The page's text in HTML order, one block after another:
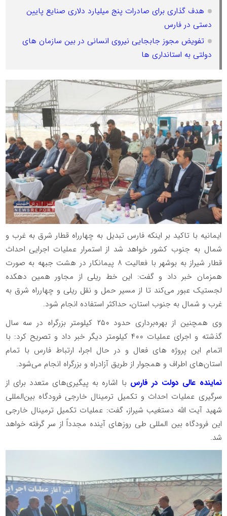
هدف گذاری برای صادرات پنج میلیارد دلاری صنایع پایین
دستی در فارس
تفویض مجوز جابجایی نیروی انسانی در بین سازمان های
دولتی به استانداری ها
ایمانیه با تاکید بر اینکه فارس تبدیل به چهارراه قطار شرق به غرب و
شمال به جنوب کشور خواهد شد از استمرار عملیات اجرایی احداث
قطار شیراز به بوشهر با فعالیت ۸ پیمانکار در هشت جبهه به صورت
همزمان خبر داد و گفت: این خط ریلی از مجاور همین دهکده
لجستیک عبور می‌کند تا از مسیر حمل و نقل ریلی و چهارراه شرق به
غرب و شمال به جنوب استان، حداکثر استفاده انجام شود.
وی همچنین از بهره‌برداری حدود ۲۵۰ کیلومتر بزرگراه در سه سال
گذشته و اجرای عملیات ۴۰۰ کیلومتر دیگر خبر داد و تصریح کرد: با
اتمام این پروژه های فعال و در حال اجرا، ارتباط فارس با تمام
استان‌های اطراف و همجوار از طریق آزادراه و بزرگراه انجام می‌شود.
نماینده عالی دولت در فارس با اشاره به پیگیری‌های متعدد برای از
سرگیری عملیات احداث و تکمیل ترمینال خارجی فرودگاه بین‌المللی
شهید آیت الله دستغیب شیراز، گفت: عملیات تکمیل ترمینال خارجی
این فرودگاه بین المللی طی روزهای آینده مجدداً از سر گرفته خواهد
شد.